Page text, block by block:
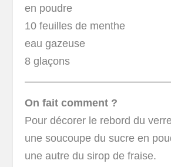
en poudre
10 feuilles de menthe
eau gazeuse
8 glaçons
On fait comment ?
Pour décorer le rebord du
une soucoupe du sucre en
une autre du sirop de fraise.